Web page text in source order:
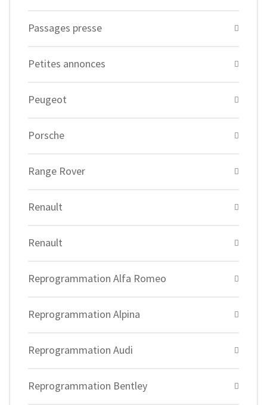
Passages presse
Petites annonces
Peugeot
Porsche
Range Rover
Renault
Renault
Reprogrammation Alfa Romeo
Reprogrammation Alpina
Reprogrammation Audi
Reprogrammation Bentley